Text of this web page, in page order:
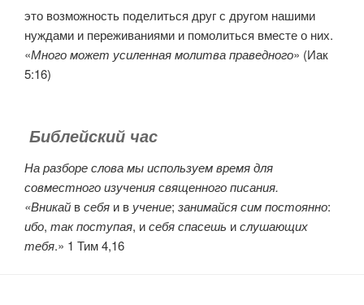
это возможность поделиться друг с другом нашими
нуждами и переживаниями и помолиться вместе о них.
«Много может усиленная молитва праведного» (Иак
5:16)
Библейский час
На разборе слова мы используем время для
совместного изучения священного писания.
«Вникай всебя и в учение; занимайся сим постоянно:
ибо, так поступая, исебя спасешь ислушающих
тебя.» 1 Тим 4,16